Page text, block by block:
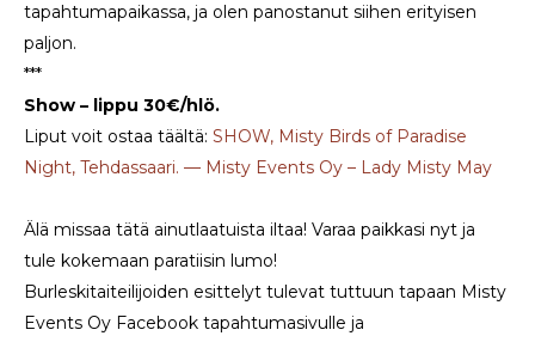
tapahtumapaikassa, ja olen panostanut siihen erityisen
paljon.
***
Show – lippu 30€/hlö.
Liput voit ostaa täältä: SHOW, Misty Birds of Paradise
Night, Tehdassaari. — Misty Events Oy – Lady Misty May
Älä missaa tätä ainutlaatuista iltaa! Varaa paikkasi nyt ja
tule kokemaan paratiisin lumo!
Burleskitaiteilijoiden esittelyt tulevat tuttuun tapaan Misty
Events Oy Facebook tapahtumasivulle ja